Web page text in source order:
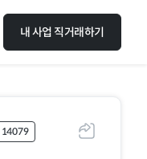
내 사업 직거래하기
공유하기
14079